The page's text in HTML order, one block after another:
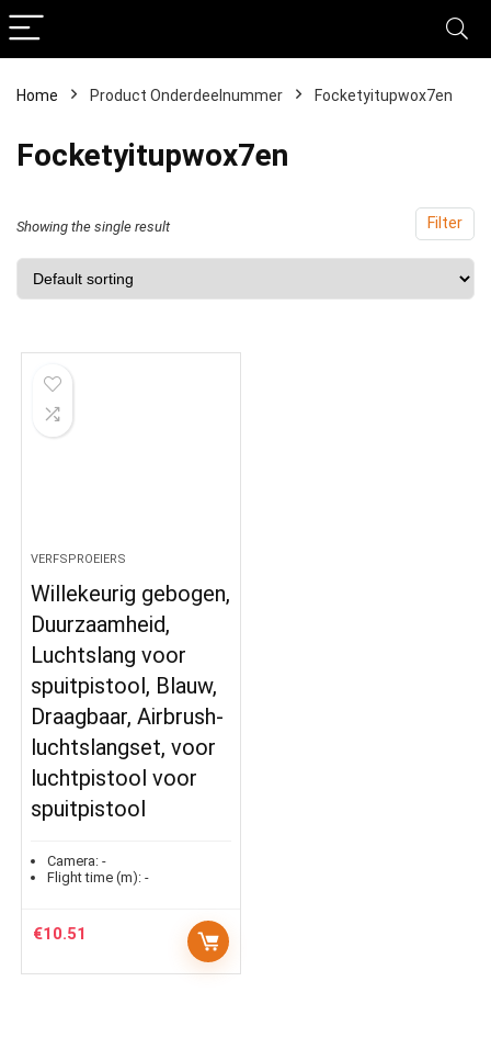
Home Product Onderdeelnummer ‎Focketyitupwox7en
‎Focketyitupwox7en
Filter
Showing the single result
VERFSPROEIERS
Willekeurig gebogen,
Duurzaamheid,
Luchtslang voor
spuitpistool, Blauw,
Draagbaar, Airbrush-
luchtslangset, voor
luchtpistool voor
spuitpistool
Camera: -
Flight time (m): -
€10.51